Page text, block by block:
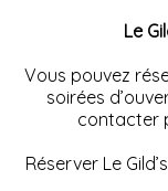
Le
Vous pouvez
soirées
contacter
Réserver Le